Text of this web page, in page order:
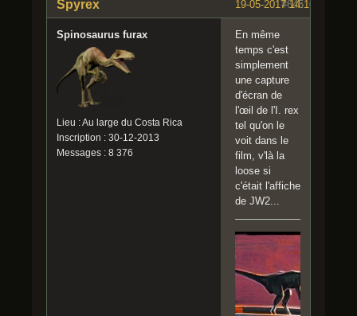
#645
19-05-2017 14:16:48
Spyrex
Spinosaurus furax
Lieu : Au large du Costa Rica
Inscription : 30-12-2013
Messages : 8 376
En même
temps c'est
simplement
une capture
d'écran de
l'œil de l'I. rex
tel qu'on le
voit dans le
film, v'là la
loose si
c'était l'affiche
de JW2...